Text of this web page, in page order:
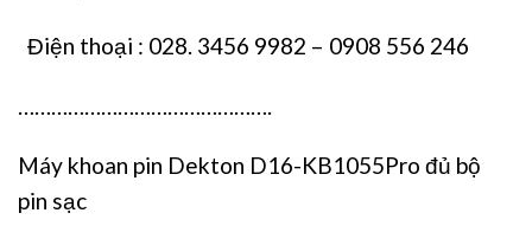
Điện thoại : 028. 3456 9982 – 0908 556 246
Máy khoan pin Dekton D16-KB1055Pro đủ bộ
pin sạc